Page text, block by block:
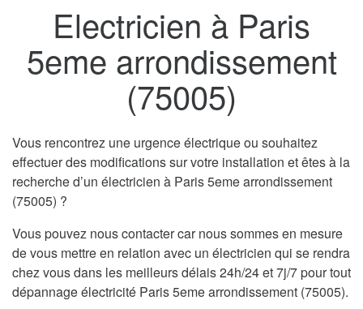
Electricien à Paris
5eme arrondissement
(75005)
Vous rencontrez une urgence électrique ou souhaitez
effectuer des modifications sur votre installation et êtes à la
recherche d’un électricien à Paris 5eme arrondissement
(75005) ?
Vous pouvez nous contacter car nous sommes en mesure
de vous mettre en relation avec un électricien qui se rendra
chez vous dans les meilleurs délais 24h/24 et 7j/7 pour tout
dépannage électricité Paris 5eme arrondissement (75005).